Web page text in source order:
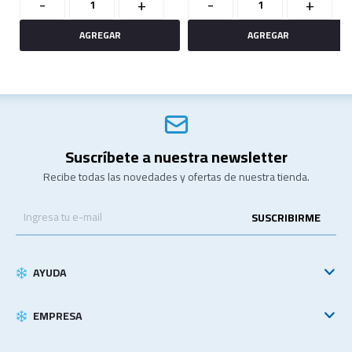
Suscríbete a nuestra newsletter
Recibe todas las novedades y ofertas de nuestra tienda.
SUSCRIBIRME
AYUDA
EMPRESA